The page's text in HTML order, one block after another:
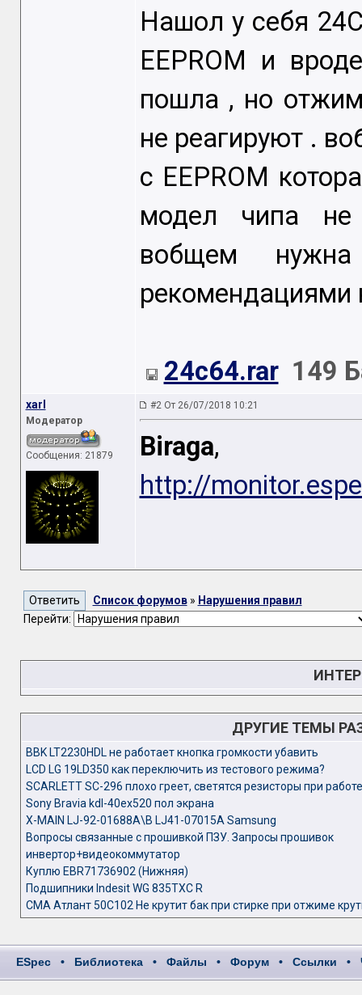
Нашол у себя
EEPROM и
пошла , но
не реагируют .
с EEPROM
модел чипа не
вобщем
рекомендациями
24c64.rar 149
xarl
Модератор
Сообщения: 21879
#2 От 26/07/2018 10:21
Biraga,
http://
Список форумов» Нарушения правил
Перейти:
ДРУГИЕ ТЕМЫ
BBK LT2230HDL не работает кнопка громкости убавить
LCD LG 19LD350 как переключить из тестового режима?
SCARLETT SC-296 плохо греет, светятся резисторы при
Sony Bravia kdl-40ex520 пол экрана
X-MAIN LJ-92-01688A\B LJ41-07015A Samsung
Вопросы связанные с прошивкой ПЗУ. Запросы прошивок
инвертор+видеокоммутатор
Куплю EBR71736902 (Нижняя)
Подшипники Indesit WG 835TXC R
СМА Атлант 50С102 Не крутит бак при стирке при отжиме
ESpec • Библиотека • Файлы • Форум • Ссылки •